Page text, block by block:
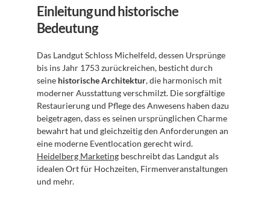
Einleitung und historische
Bedeutung
Das Landgut Schloss Michelfeld, dessen Ursprünge
bis ins Jahr 1753 zurückreichen, besticht durch
seine historische Architektur, die harmonisch mit
moderner Ausstattung verschmilzt. Die sorgfältige
Restaurierung und Pflege des Anwesens haben dazu
beigetragen, dass es seinen ursprünglichen Charme
bewahrt hat und gleichzeitig den Anforderungen an
Heidelberg Marketing beschreibt das Landgut als
idealen Ort für Hochzeiten, Firmenveranstaltungen
und mehr.